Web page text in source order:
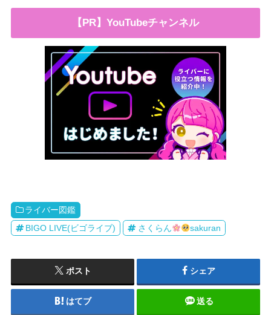
【PR】YouTubeチャンネル
ライバー図鑑
BIGO LIVE(ビゴライブ)
さくらん sakuran
ポスト シェア
はてブ 送る